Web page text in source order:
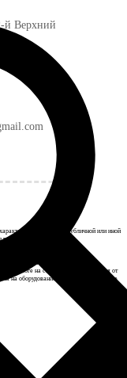
й Верхний
и не являются публичной или иной
свойствах, комплектации и
быть изменена производителем в
каталоге на сайте, могут отличаться от
на оборудование, указанная в каталоге